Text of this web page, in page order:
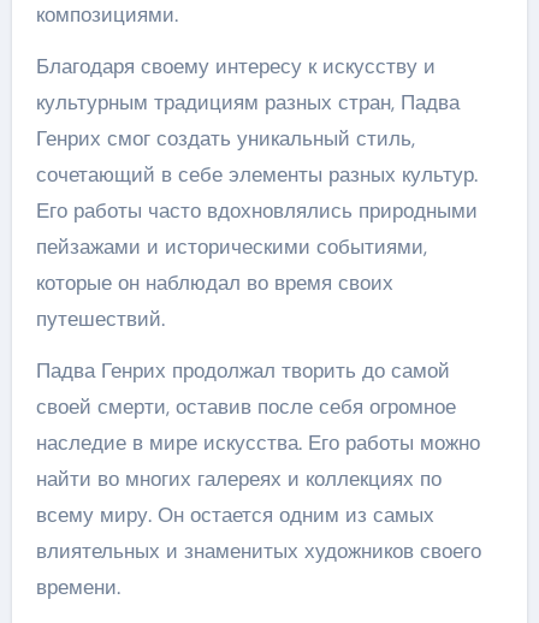
композициями.
Благодаря своему интересу к искусству и
культурным традициям разных стран, Падва
Генрих смог создать уникальный стиль,
сочетающий в себе элементы разных культур.
Его работы часто вдохновлялись природными
пейзажами и историческими событиями,
которые он наблюдал во время своих
путешествий.
Падва Генрих продолжал творить до самой
своей смерти, оставив после себя огромное
наследие в мире искусства. Его работы можно
найти во многих галереях и коллекциях по
всему миру. Он остается одним из самых
влиятельных и знаменитых художников своего
времени.